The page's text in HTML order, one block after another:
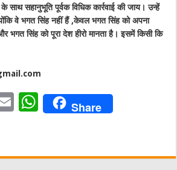
साथ सहानुभूति पूर्वक विधिक कार्रवाई की जाय। उन्हें
वे भगत सिंह नहीं हैं ,केवल भगत सिंह को अपना
भगत सिंह को पूरा देश हीरो मानता है। इसमें किसी कि
E
l
W
h
s
Share